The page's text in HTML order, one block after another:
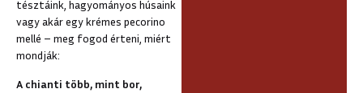
tésztáink, hagyományos húsaink
vagy akár egy krémes pecorino
mellé – meg fogod érteni, miért
mondják:
A chianti több, mint bor,